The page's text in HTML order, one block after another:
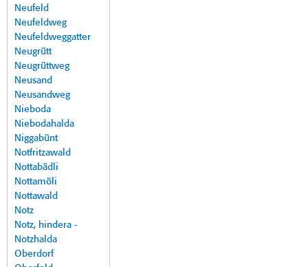
Neufeld
Neufeldweg
Neufeldweggatter
Neugrütt
Neugrüttweg
Neusand
Neusandweg
Nieboda
Niebodahalda
Niggabünt
Notfritzawald
Nottabädli
Nottamöli
Nottawald
Notz
Notz, hindera -
Notzhalda
Oberdorf